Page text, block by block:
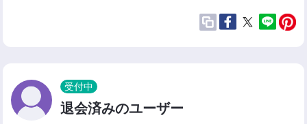
受付中
退会済みのユーザー